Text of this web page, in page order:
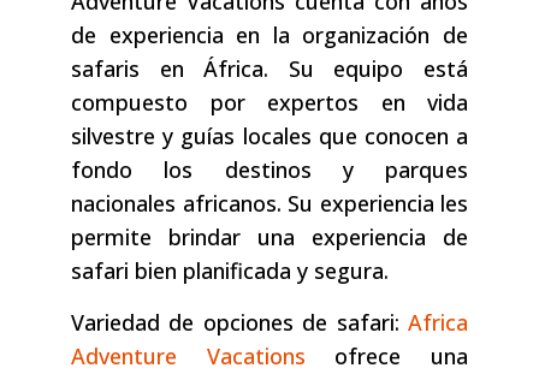
de experiencia en la organización de
safaris en África. Su equipo está
compuesto por expertos en vida
silvestre y guías locales que conocen a
fondo los destinos y parques
nacionales africanos. Su experiencia les
permite brindar una experiencia de
safari bien planificada y segura.
Variedad de opciones de safari: Africa
Adventure Vacations ofrece una